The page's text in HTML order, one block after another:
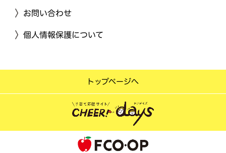
お問い合わせ
個人情報保護について
トップページへ